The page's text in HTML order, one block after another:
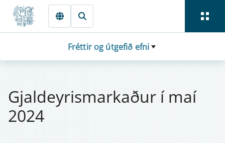
Fara beint í Meginmál
Fréttir og útgefið efni
Gjal­dey­r­is­markaður í maí
2024